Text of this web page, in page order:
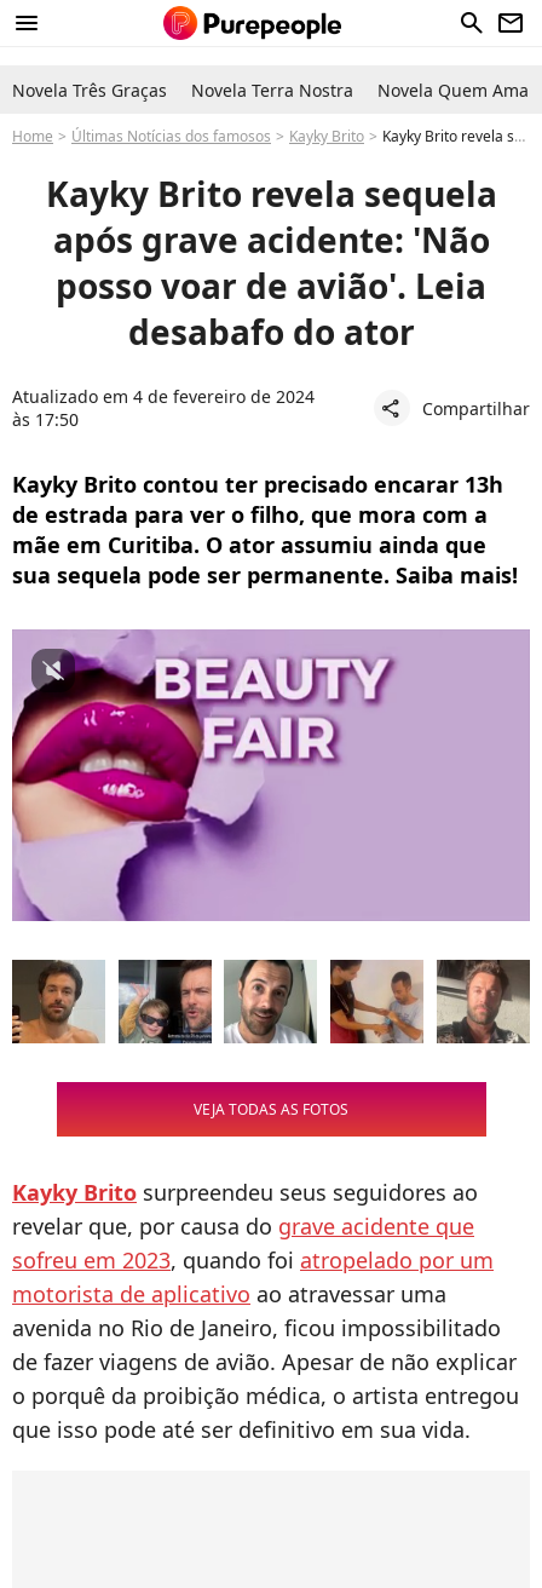
menu search newsletter
Novela Três Graças Novela Terra Nostra Novela Quem Ama
Home Últimas Notícias dos famosos Kayky Brito Kayky Brito revela sequela após grave acidente: 'Não posso voar de avião'. Leia desabafo do ator
Kayky Brito revela sequela
após grave acidente: 'Não
posso voar de avião'. Leia
desabafo do ator
Atualizado em 4 de fevereiro de 2024
às 17:50
share Compartilhar
Kayky Brito contou ter precisado encarar 13h
de estrada para ver o filho, que mora com a
mãe em Curitiba. O ator assumiu ainda que
sua sequela pode ser permanente. Saiba mais!
VEJA TODAS AS FOTOS
Kayky Brito surpreendeu seus seguidores ao
revelar que, por causa do grave acidente que
sofreu em 2023, quando foi atropelado por um
motorista de aplicativo ao atravessar uma
avenida no Rio de Janeiro, ficou impossibilitado
de fazer viagens de avião. Apesar de não explicar
o porquê da proibição médica, o artista entregou
que isso pode até ser definitivo em sua vida.